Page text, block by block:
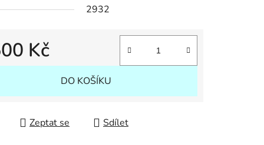
2932
Kč
DO KOŠÍKU
Zeptat se Sdílet